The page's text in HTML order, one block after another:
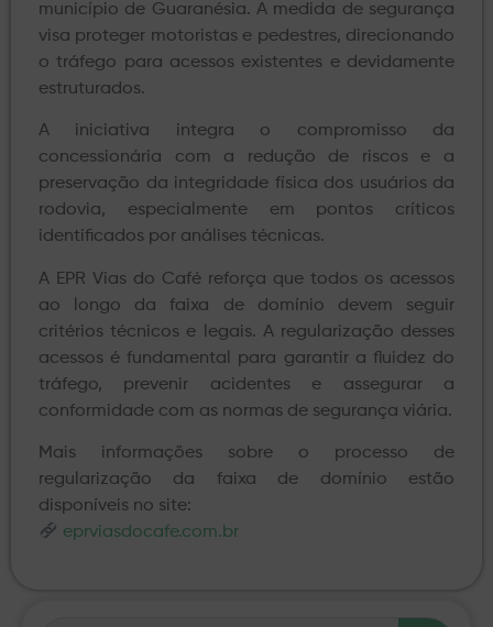
município de Guaranésia. A medida de segurança
visa proteger motoristas e pedestres, direcionando
o tráfego para acessos existentes e devidamente
estruturados.
A iniciativa integra o compromisso da
concessionária com a redução de riscos e a
preservação da integridade física dos usuários da
rodovia, especialmente em pontos críticos
identificados por análises técnicas.
A EPR Vias do Café reforça que todos os acessos
ao longo da faixa de domínio devem seguir
critérios técnicos e legais. A regularização desses
acessos é fundamental para garantir a fluidez do
tráfego, prevenir acidentes e assegurar a
conformidade com as normas de segurança viária.
Mais informações sobre o processo de
regularização da faixa de domínio estão
disponíveis no site:
eprviasdocafe.com.br